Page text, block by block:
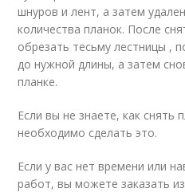
шнуров и лент, а затем
количества планок. После
обрезать тесьму лестницы ,
до нужной длины, а затем
планке.
Если вы не знаете, как снять
необходимо сделать это.
Если у вас нет времени или
работ, вы можете заказать